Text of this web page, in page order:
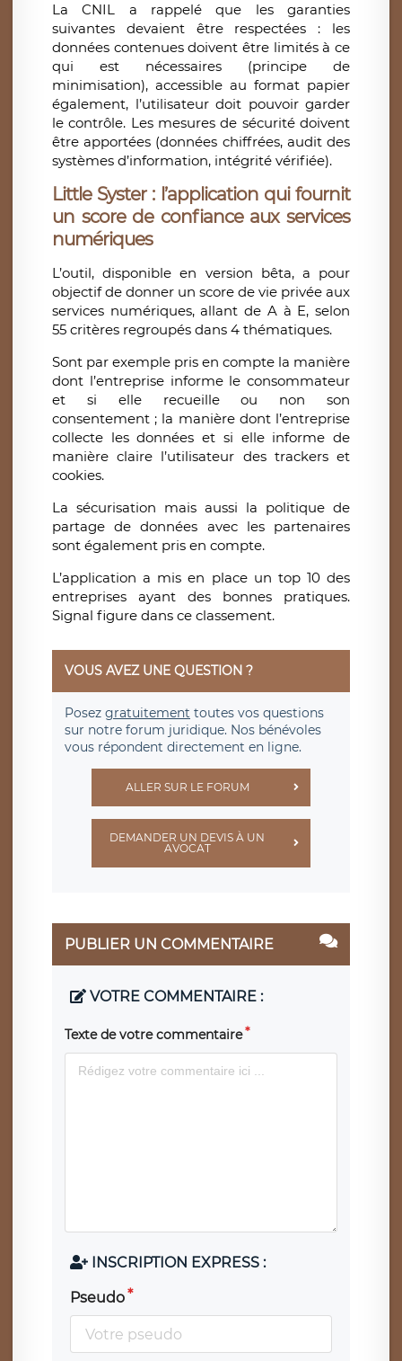
La CNIL a rappelé que les garanties
suivantes devaient être respectées : les
données contenues doivent être limités à ce
qui est nécessaires (principe de
minimisation), accessible au format papier
également, l’utilisateur doit pouvoir garder
le contrôle. Les mesures de sécurité doivent
être apportées (données chiffrées, audit des
systèmes d’information, intégrité vérifiée).
Little Syster : l’application qui fournit
un score de confiance aux services
numériques
L’outil, disponible en version bêta, a pour
objectif de donner un score de vie privée aux
services numériques, allant de A à E, selon
55 critères regroupés dans 4 thématiques.
Sont par exemple pris en compte la manière
dont l’entreprise informe le consommateur
et si elle recueille ou non son
consentement ; la manière dont l’entreprise
collecte les données et si elle informe de
manière claire l’utilisateur des trackers et
cookies.
La sécurisation mais aussi la politique de
partage de données avec les partenaires
sont également pris en compte.
L’application a mis en place un top 10 des
entreprises ayant des bonnes pratiques.
Signal figure dans ce classement.
VOUS AVEZ UNE QUESTION ?
Posez gratuitement toutes vos questions
sur notre forum juridique. Nos bénévoles
vous répondent directement en ligne.
ALLER SUR LE FORUM
DEMANDER UN DEVIS À UN
AVOCAT
PUBLIER UN COMMENTAIRE
VOTRE COMMENTAIRE :
Texte de votre commentaire
INSCRIPTION EXPRESS :
Pseudo